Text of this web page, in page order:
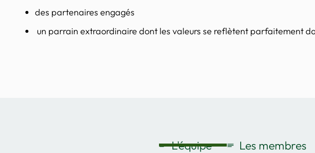
des partenaires engagés
un parrain extraordinaire dont les valeurs se reflètent parfaitement
L'équipe Les membres